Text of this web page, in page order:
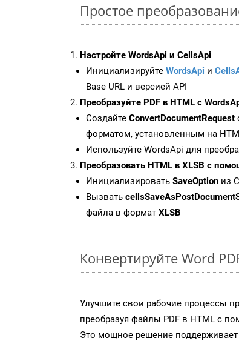
Простое
Настройте WordsApi и CellsApi
Инициализируйте WordsApi и
Base URL и версией API
Преобразуйте PDF в HTML с
Создайте ConvertDocumentRequest
форматом, установленным на
Используйте WordsApi для
Преобразовать HTML в XLSB с
Инициализировать SaveOption из
Вызвать
файла в формат XLSB
Конвертируйте Word
Улучшите свои рабочие процессы
преобразуя файлы PDF в HTML с
Это мощное решение